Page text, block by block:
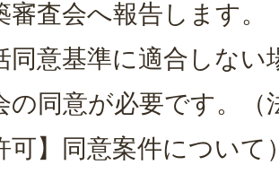
審査会へ報告します。
同意基準に適合しない
の同意が必要です。
可】同意案件について